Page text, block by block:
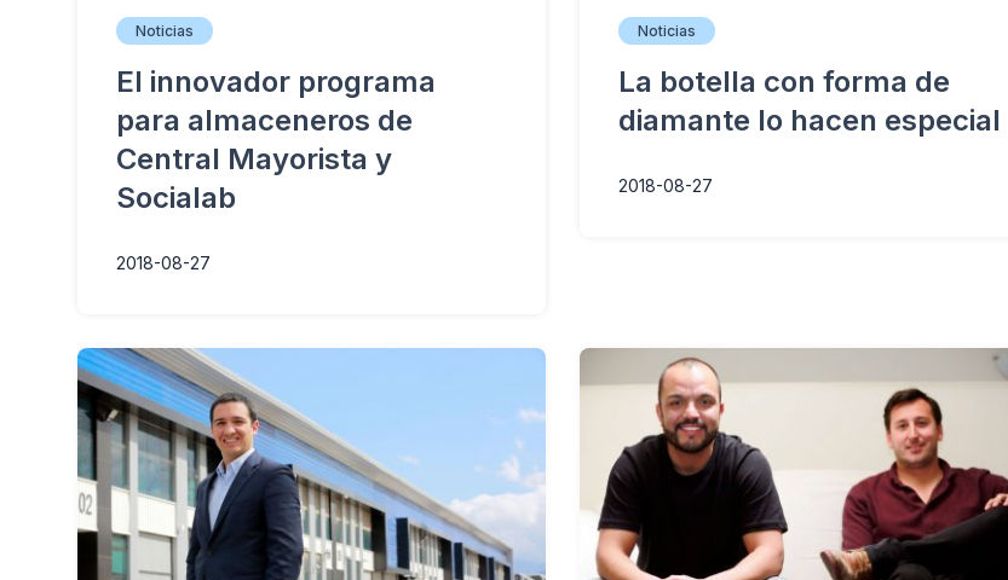
Noticias
El innovador programa
para almaceneros de
Central Mayorista y
Socialab
2018-08-27
Noticias
La botella con forma de
diamante lo hacen especial
2018-08-27